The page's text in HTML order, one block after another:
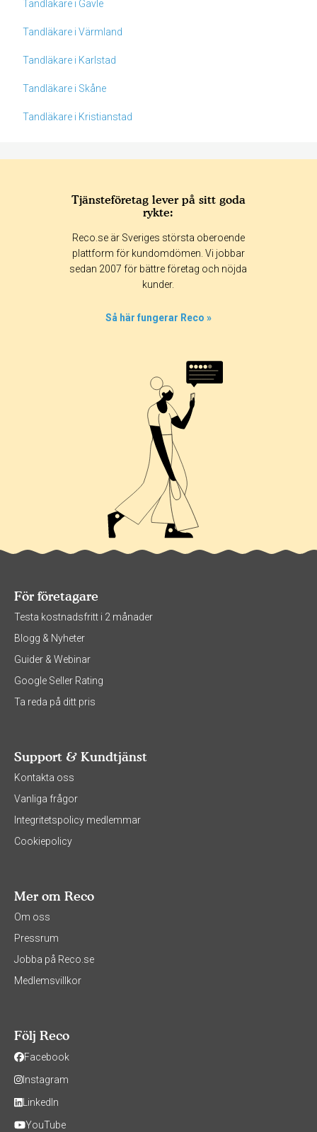
Tandläkare i Gävle
Tandläkare i Värmland
Tandläkare i Karlstad
Tandläkare i Skåne
Tandläkare i Kristianstad
365 dagar 90 dagar
30 dagar
Tjänsteföretag lever på sitt goda
rykte:
Reco.se är Sveriges största oberoende
plattform för kundomdömen. Vi jobbar
sedan 2007 för bättre företag och nöjda
kunder.
Så här fungerar Reco »
För företagare
Testa kostnadsfritt i 2 månader
Blogg & Nyheter
Guider & Webinar
Google Seller Rating
Ta reda på ditt pris
Support & Kundtjänst
Kontakta oss
Vanliga frågor
Integritetspolicy medlemmar
Cookiepolicy
Mer om Reco
Om oss
Pressrum
Jobba på Reco.se
Medlemsvillkor
Följ Reco
Facebook
Instagram
LinkedIn
YouTube